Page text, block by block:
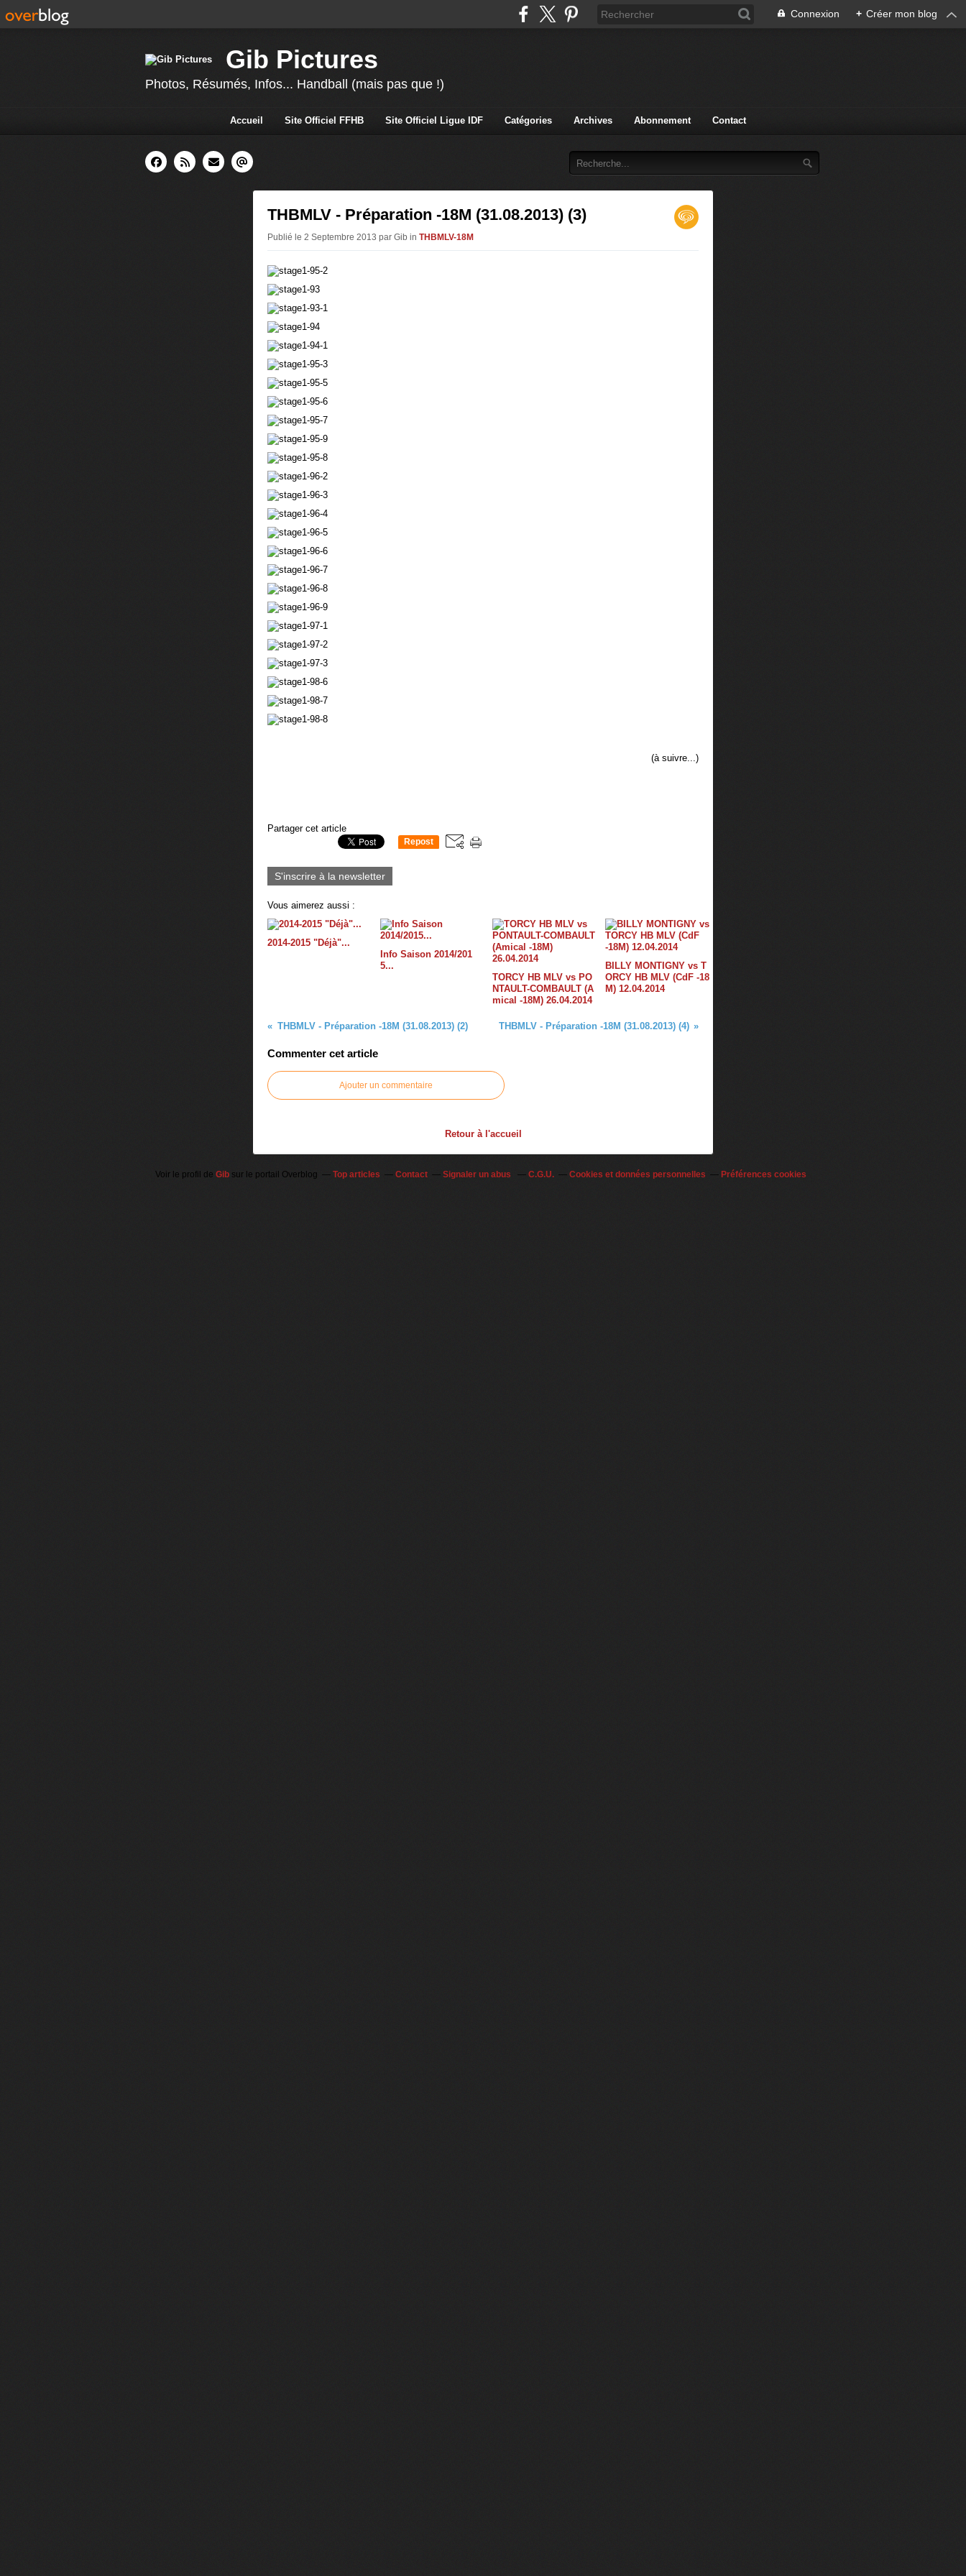
Connexion + Créer mon blog
Gib Pictures
Photos, Résumés, Infos... Handball (mais pas que !)
Accueil Site Officiel FFHB Site Officiel Ligue IDF Catégories Archives Abonnement Contact
THBMLV - Préparation -18M (31.08.2013) (3)
Publié le 2 Septembre 2013 par Gib in THBMLV-18M
(à suivre...)
Partager cet article
Repost
S'inscrire à la newsletter
Vous aimerez aussi :
2014-2015 "Déjà"...
Info Saison 2014/201
5...
TORCY HB MLV vs PO
NTAULT-COMBAULT (A
mical -18M) 26.04.2014
BILLY MONTIGNY vs T
ORCY HB MLV (CdF -18
M) 12.04.2014
THBMLV - Préparation -18M (31.08.2013) (2) THBMLV - Préparation -18M (31.08.2013) (4)
Commenter cet article
Ajouter un commentaire
Retour à l'accueil
Voir le profil de Gib sur le portail Overblog Top articles Contact Signaler un abus C.G.U. Cookies et données personnelles Préférences cookies